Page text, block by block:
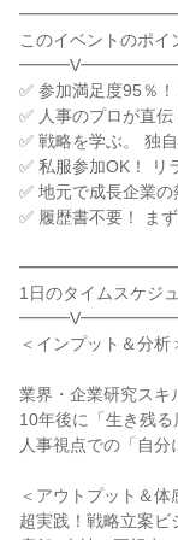
このイベントのポイ
✅ 参加満足度95％
✅ 人事のプロが直
✅ 戦略を学ぶ。 独
✅ 私服参加OK！ リ
✅ 地元で成長企業
✅ 履歴書不要！ ま
1日のタイムスケジ
＜インプット＆分析
業界・企業研究スキ
10年後に「生き残る
人事視点での「自
＜アウトプット＆体
超実践！戦略立案ビ